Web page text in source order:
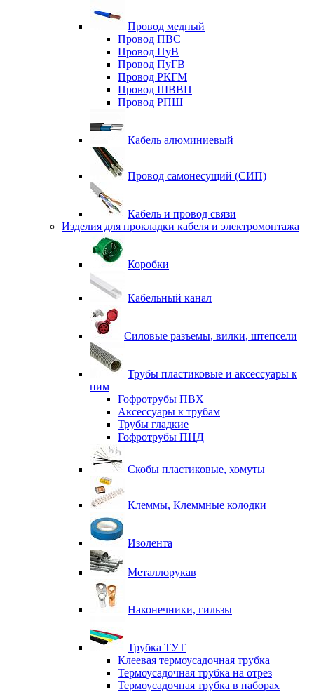
Провод медный
Провод ПВС
Провод ПуВ
Провод ПуГВ
Провод РКГМ
Провод ШВВП
Провод РПШ
Кабель алюминиевый
Провод самонесущий (СИП)
Кабель и провод связи
Изделия для прокладки кабеля и электромонтажа
Коробки
Кабельный канал
Силовые разъемы, вилки, штепсели
Трубы пластиковые и аксессуары к
ним
Гофротрубы ПВХ
Аксессуары к трубам
Трубы гладкие
Гофротрубы ПНД
Скобы пластиковые, хомуты
Клеммы, Клеммные колодки
Изолента
Металлорукав
Наконечники, гильзы
Трубка ТУТ
Клеевая термоусадочная трубка
Термоусадочная трубка на отрез
Термоусадочная трубка в наборах